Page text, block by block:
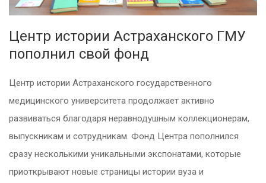
Центр истории Астраханского ГМУ
пополнил свой фонд
Центр истории Астраханского государственного
медицинского университета продолжает активно
развиваться благодаря неравнодушным коллекционерам,
выпускникам и сотрудникам. Фонд Центра пополнился
сразу несколькими уникальными экспонатами, которые
приоткрывают новые страницы истории вуза и